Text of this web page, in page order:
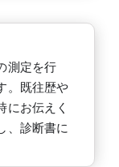
測定を行
。既往歴や
にお伝えく
、診断書に